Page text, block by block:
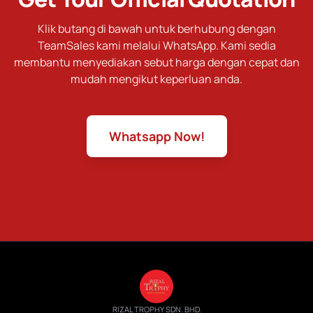
Klik butang di bawah untuk berhubung dengan
TeamSales kami melalui WhatsApp. Kami sedia
membantu menyediakan sebut harga dengan cepat dan
mudah mengikut keperluan anda.
Whatsapp Now!
RIZAL TROPHY SDN. BHD.